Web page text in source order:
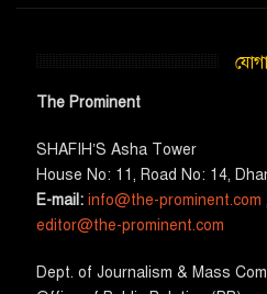
The Prominent
SHAFIH’S Asha​ Tower​
House No: 11, Road No: 14,
E-mail:info@the-prominent.com ,
editor@the-prominent.com
​Dept. of Journalism & Mass